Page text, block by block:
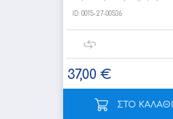
ID: 0015-27-00536
37,00 €
ΣΤΟ ΚΑΛΑΘΙ